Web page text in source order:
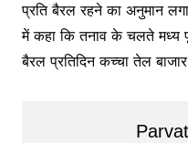
प्रति बैरल रहने का अनुमान
में कहा कि तनाव के चलते मध्य
बैरल प्रतिदिन कच्चा तेल